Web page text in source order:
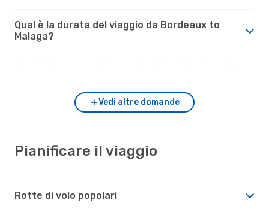
Qual è la durata del viaggio da Bordeaux to
Malaga?
Vedi altre domande
Pianificare il viaggio
Rotte di volo popolari